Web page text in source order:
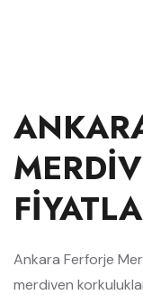
Ankara Ferforje
merdiven